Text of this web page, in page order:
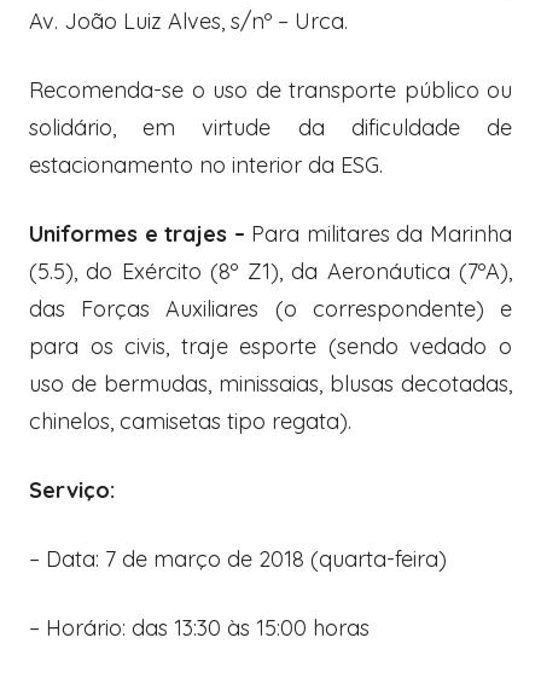
Av. João Luiz Alves, s/nº – Urca.
Recomenda-se o uso de transporte público ou
solidário, em virtude da dificuldade de
estacionamento no interior da ESG.
Uniformes e trajes – Para militares da Marinha
(5.5), do Exército (8º Z1), da Aeronáutica (7ºA),
das Forças Auxiliares (o correspondente) e
para os civis, traje esporte (sendo vedado o
uso de bermudas, minissaias, blusas decotadas,
chinelos, camisetas tipo regata).
Serviço:
– Data: 7 de março de 2018 (quarta-feira)
– Horário: das 13:30 às 15:00 horas